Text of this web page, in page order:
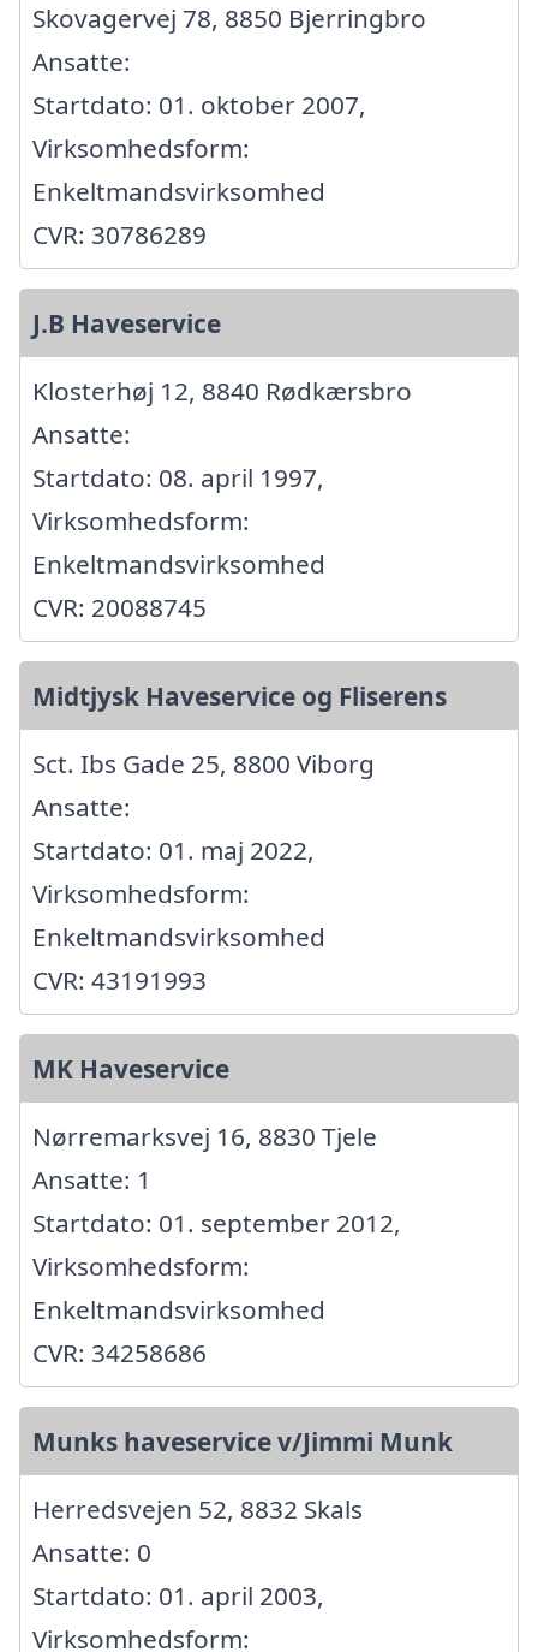
Skovagervej 78, 8850 Bjerringbro
Ansatte:
Startdato: 01. oktober 2007,
Virksomhedsform:
Enkeltmandsvirksomhed
CVR: 30786289
J.B Haveservice
Klosterhøj 12, 8840 Rødkærsbro
Ansatte:
Startdato: 08. april 1997,
Virksomhedsform:
Enkeltmandsvirksomhed
CVR: 20088745
Midtjysk Haveservice og Fliserens
Sct. Ibs Gade 25, 8800 Viborg
Ansatte:
Startdato: 01. maj 2022,
Virksomhedsform:
Enkeltmandsvirksomhed
CVR: 43191993
MK Haveservice
Nørremarksvej 16, 8830 Tjele
Ansatte: 1
Startdato: 01. september 2012,
Virksomhedsform:
Enkeltmandsvirksomhed
CVR: 34258686
Munks haveservice v/Jimmi Munk
Herredsvejen 52, 8832 Skals
Ansatte: 0
Startdato: 01. april 2003,
Virksomhedsform: